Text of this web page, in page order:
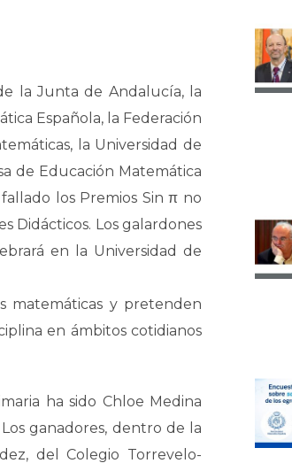
la Junta de Andalucía, la
Española, la Federación
la Universidad de
de Educación Matemática
los Premios Sin π no
Didácticos. Los galardones
en la Universidad de
matemáticas y pretenden
en ámbitos cotidianos
ha sido Chloe Medina
ganadores, dentro de la
del Colegio Torrevelo-